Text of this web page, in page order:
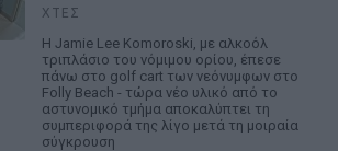
ΧΤΕΣ
Η Jamie Lee Komoroski, με αλκοόλ
τριπλάσιο του νόμιμου ορίου, έπεσε
πάνω στο golf cart των νεόνυμφων στο
Folly Beach - τώρα νέο υλικό από το
αστυνομικό τμήμα αποκαλύπτει τη
συμπεριφορά της λίγο μετά τη μοιραία
σύγκρουση